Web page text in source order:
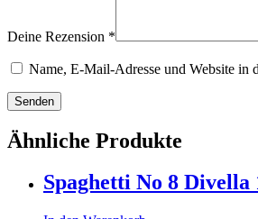
Deine Rezension *
Name, E-Mail-Adresse und Website in
Senden
Ähnliche Produkte
Spaghetti No 8 Divella